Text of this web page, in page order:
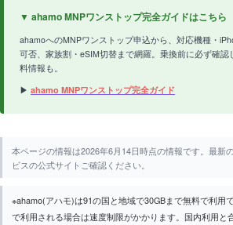
▼ ahamo MNPワンストップ完全ガイドはこちら
ahamoへのMNPワンストップ申込から、対応機種・
可否、家族割・eSIM切替まで網羅。乗換前に必ず確
料情報も。
▶ ahamo MNPワンストップ完全ガイド
本ページの情報は2026年6月14日時点の情報です。最新
ビスの公式サイトご確認ください。
※ahamo(アハモ)は91の国と地域で30GBまで無料で利用
で利用される場合は速度制限がかかります。国内利用と